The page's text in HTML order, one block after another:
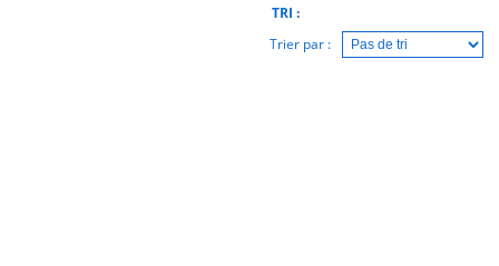
TRI :
Trier par :